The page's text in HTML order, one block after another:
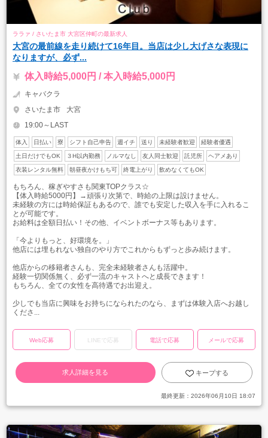
ララァ / さいたま市 大宮区仲町の最新求人
大宮の最前線を走り続けて16年目。当店は少し大げさな表現に
なりますが、必ず...
体入時給5,000円 / 本入時給5,000円
キャバクラ
さいたま市
大宮
19:00～LAST
体入 日払い 寮 シフト自己申告 週イチ 送り 未経験者歓迎 経験者優遇
土日だけでもOK ３H以内勤務 ノルマなし 友人同士歓迎 託児所 ヘアメあり
衣装レンタル無料 朝昼夜かけもち可 終電上がり 飲めなくてもOK
もちろん、稼ぎやすさも関東TOPクラス☆
【体入時給5000円】→頑張り次第で、時給の上限は設けません。
未経験の方には時給保証もあるので、誰でも安定した収入を手に入れるこ
とが可能です。
お給料は全額日払い！その他、イベントボーナス等もあります。
「今よりもっと、好環境を。」
他店には埋もれない独自のやり方でこれからもずっと歩み続けます。
他店からの移籍者さんも、完全未経験者さんも活躍中。
経験一切関係無く、必ず一流のキャストへと成長できます！
もちろん、全ての女性を高待遇でお出迎え。
少しでも当店に興味をお持ちになられたのなら、まずは体験入店へお越し
くださ...
Web応募 LINEで応募 電話で応募 メールで応募
求人詳細を見る キープする
最終更新： 2026年06月10日 18:07